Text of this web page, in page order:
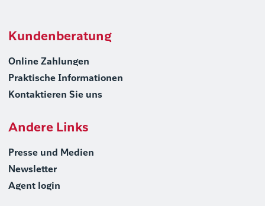
Kundenberatung
Online Zahlungen
Praktische Informationen
Kontaktieren Sie uns
Andere Links
Presse und Medien
Newsletter
Agent login